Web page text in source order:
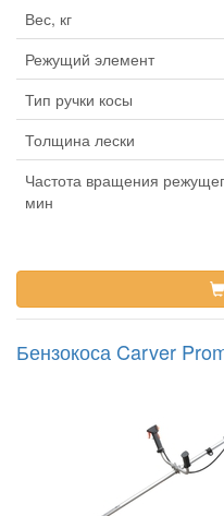
Вес, кг
Режущий элемент
Тип ручки косы
Толщина лески
Частота вращения
мин
Бензокоса Carver